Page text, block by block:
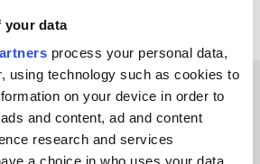
your data
process your personal data,
using technology such as cookies to
on your device in order to
and content, ad and content
research and services
a choice in who uses your data
succesverhalen